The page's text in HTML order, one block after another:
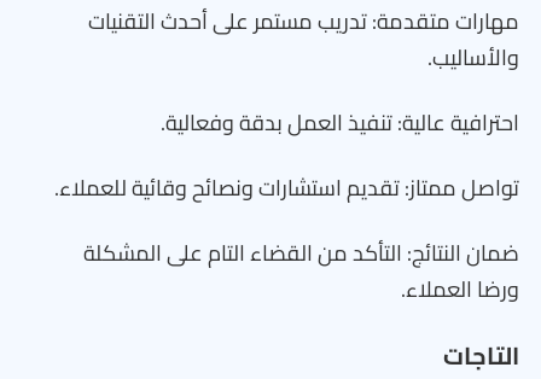
مهارات متقدمة: تدريب مستمر على أحدث التقنيات
والأساليب.
احترافية عالية: تنفيذ العمل بدقة وفعالية.
تواصل ممتاز: تقديم استشارات ونصائح وقائية للعملاء.
ضمان النتائج: التأكد من القضاء التام على المشكلة
ورضا العملاء.
التاجات